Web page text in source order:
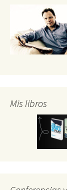
Mis libros